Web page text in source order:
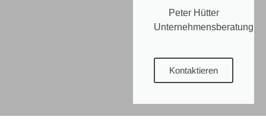
Peter Hütter
Unternehmensberatung
Kontaktieren